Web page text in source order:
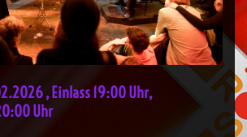
, Einlass 19:00 Uhr,
Uhr